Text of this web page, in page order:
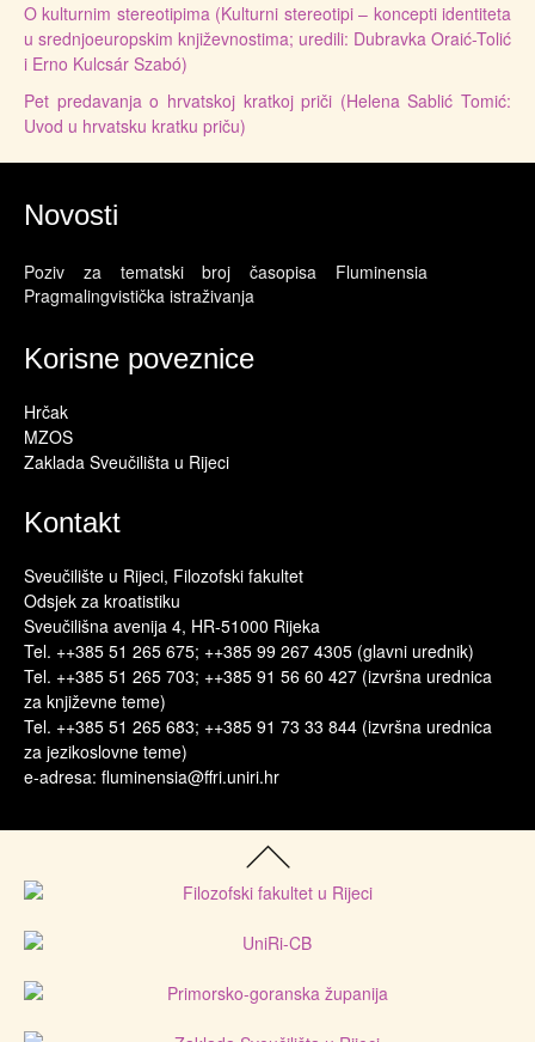
O kulturnim stereotipima (Kulturni stereotipi – koncepti identiteta
u srednjoeuropskim književnostima; uredili: Dubravka Oraić-Tolić
i Erno Kulcsár Szabó)
Pet predavanja o hrvatskoj kratkoj priči (Helena Sablić Tomić:
Uvod u hrvatsku kratku priču)
Novosti
Poziv za tematski broj časopisa Fluminensia
Pragmalingvistička istraživanja
Korisne poveznice
Hrčak
MZOS
Zaklada Sveučilišta u Rijeci
Kontakt
Sveučilište u Rijeci, Filozofski fakultet
Odsjek za kroatistiku
Sveučilišna avenija 4, HR-51000 Rijeka
Tel. ++385 51 265 675; ++385 99 267 4305 (glavni urednik)
Tel. ++385 51 265 703; ++385 91 56 60 427 (izvršna urednica
za književne teme)
Tel. ++385 51 265 683; ++385 91 73 33 844 (izvršna urednica
za jezikoslovne teme)
e-adresa: fluminensia@ffri.uniri.hr